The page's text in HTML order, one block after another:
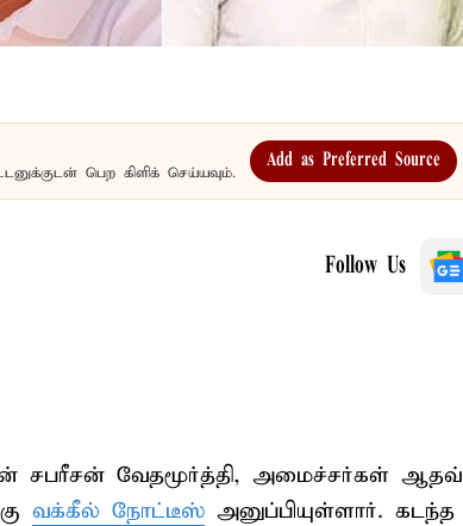
பெற கிளிக் செய்யவும்.
Add as Preferred Source
Follow Us
சபரீசன் வேதமூர்த்தி, அமைச்சர்கள் ஆதவ்
வக்கீல் நோட்டீஸ் அனுப்பியுள்ளார். கடந்த